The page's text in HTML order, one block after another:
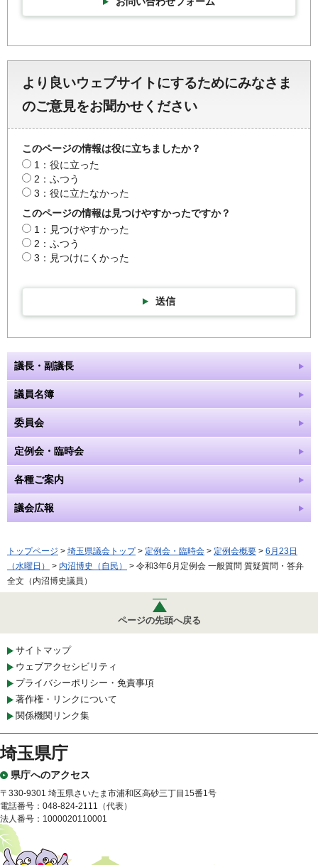
より良いウェブサイトにするためにみなさま
のご意見をお聞かせください
このページの情報は役に立ちましたか？
1：役に立った
2：ふつう
3：役に立たなかった
このページの情報は見つけやすかったですか？
1：見つけやすかった
2：ふつう
3：見つけにくかった
送信
議長・副議長
議員名簿
委員会
定例会・臨時会
各種ご案内
議会広報
トップページ > 埼玉県議会トップ> 定例会・臨時会 > 定例会概要 > 6月23日
（水曜日）
> 内沼博史（自民）
> 令和3年6月定例会 一般質問 質疑質問・答弁
全文（内沼博史議員）
ページの先頭へ戻る
サイトマップ
ウェブアクセシビリティ
プライバシーポリシー・免責事項
著作権・リンクについて
関係機関リンク集
埼玉県庁
県庁へのアクセス
〒330-9301 埼玉県さいたま市浦和区高砂三丁目15番1号
電話番号：048-824-2111（代表）
法人番号：1000020110001